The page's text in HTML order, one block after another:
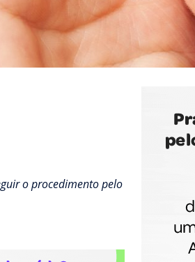
o procedimento pelo